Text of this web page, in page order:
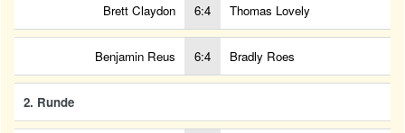
Brett Claydon 6:4 Thomas Lovely
Benjamin Reus 6:4 Bradly Roes
2. Runde